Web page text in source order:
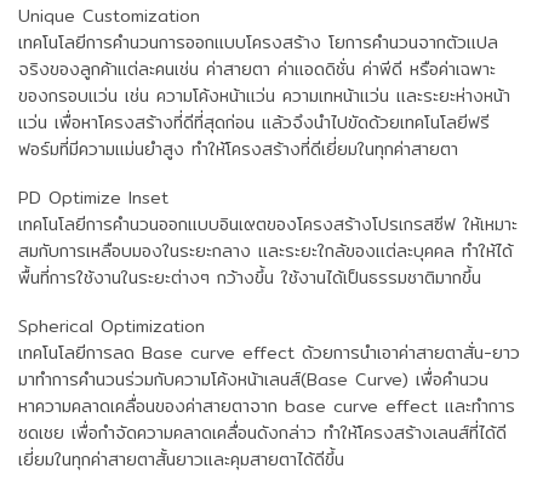
Unique Customization
เทคโนโลยีการคำนวนการออกแบบโครงสร้าง โยการคำนวนจากตัวแปล
จริงของลูกค้าแต่ละคนเช่น ค่าสายตา ค่าแอดดิชั่น ค่าพีดี หรือค่าเฉพาะ
ของกรอบแว่น เช่น ความโค้งหน้าแว่น ความเทหน้าแว่น และระยะห่างหน้า
แว่น เพื่อหาโครงสร้างที่ดีที่สุดก่อน แล้วจึงนำไปขัดด้วยเทคโนโลยีฟรี
ฟอร์มที่มีความแม่นยำสูง ทำให้โครงสร้างที่ดีเยี่ยมในทุกค่าสายตา
PD Optimize Inset
เทคโนโลยีการคำนวนออกแบบอินเ๙ตของโครงสร้างโปรเกรสซีฟ ให้เหมาะ
สมกับการเหลือบมองในระยะกลาง และระยะใกล้ของแต่ละบุคคล ทำให้ได้
พื้นที่การใช้งานในระยะต่างๆ กว้างขึ้น ใช้งานได้เป็นธรรมชาติมากขึ้น
Spherical Optimization
เทคโนโลยีการลด Base curve effect ด้วยการนำเอาค่าสายตาสั่น-ยาว
มาทำการคำนวนร่วมกับความโค้งหน้าเลนส์(Base Curve) เพื่อคำนวน
หาความคลาดเคลื่อนของค่าสายตาจาก base curve effect และทำการ
ชดเชย เพื่อกำจัดความคลาดเคลื่อนดังกล่าว ทำให้โครงสร้างเลนส์ที่ได้ดี
เยี่ยมในทุกค่าสายตาสั้นยาวและคุมสายตาได้ดีขึ้น